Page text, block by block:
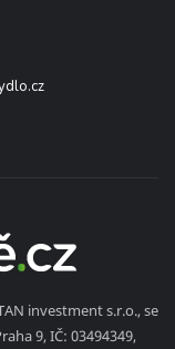
investment s.r.o., se
9, IČ: 03494349,